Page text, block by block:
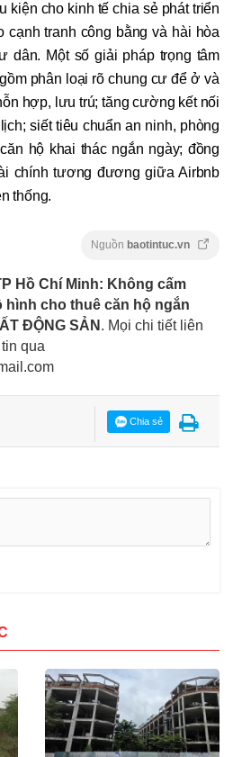
kiện cho kinh tế chia sẻ phát triển
cạnh tranh công bằng và hài hòa
dân. Một số giải pháp trọng tâm
phân loại rõ chung cư để ở và
hợp, lưu trú; tăng cường kết nối
siết tiêu chuẩn an ninh, phòng
hộ khai thác ngắn ngày; đồng
chính tương đương giữa Airbnb
thống.
Nguồn baotintuc.vn
Hồ Chí Minh: Không cấm
cho thuê căn hộ ngắn
ĐỘNG SẢN . Mọi chi tiết liên
qua
Chia sẻ